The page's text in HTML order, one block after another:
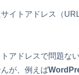
イトアドレス（
アドレスで問題な
が、例えば